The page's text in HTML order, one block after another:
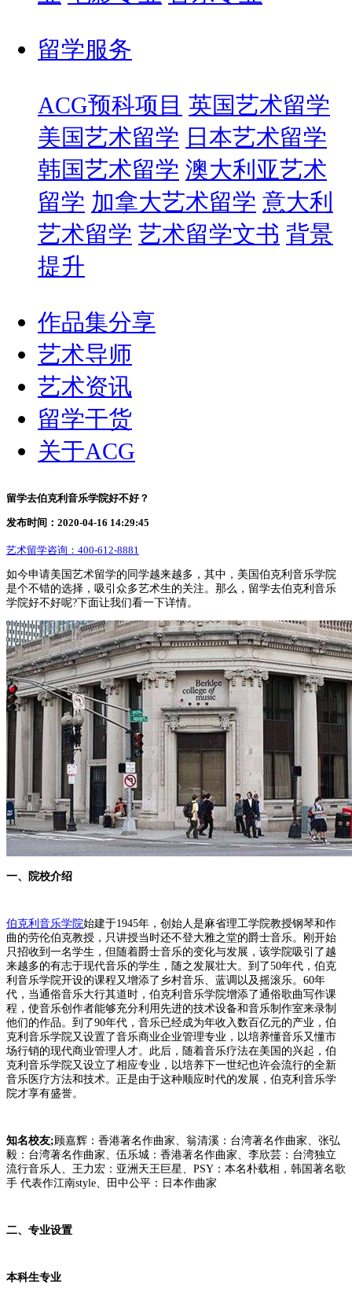
留学服务
ACG预科项目 英国艺术留学
美国艺术留学 日本艺术留学
韩国艺术留学 澳大利亚艺术
留学 加拿大艺术留学 意大利
艺术留学 艺术留学文书 背景
提升
作品集分享
艺术导师
艺术资讯
留学干货
关于ACG
留学去伯克利音乐学院好不好？
发布时间：2020-04-16 14:29:45
艺术留学咨询： 400-612-8881
如今申请美国艺术留学的同学越来越多，其中，美国伯克利音乐学院
是个不错的选择，吸引众多艺术生的关注。那么，留学去伯克利音乐
学院好不好呢?下面让我们看一下详情。
一、院校介绍
伯克利音乐学院始建于1945年，创始人是麻省理工学院教授钢琴和作
曲的劳伦伯克教授，只讲授当时还不登大雅之堂的爵士音乐。刚开始
只招收到一名学生，但随着爵士音乐的变化与发展，该学院吸引了越
来越多的有志于现代音乐的学生，随之发展壮大。到了50年代，伯克
利音乐学院开设的课程又增添了乡村音乐、蓝调以及摇滚乐。60年
代，当通俗音乐大行其道时，伯克利音乐学院增添了通俗歌曲写作课
程，使音乐创作者能够充分利用先进的技术设备和音乐制作室来录制
他们的作品。到了90年代，音乐已经成为年收入数百亿元的产业，伯
克利音乐学院又设置了音乐商业企业管理专业，以培养懂音乐又懂市
场行销的现代商业管理人才。此后，随着音乐疗法在美国的兴起，伯
克利音乐学院又设立了相应专业，以培养下一世纪也许会流行的全新
音乐医疗方法和技术。正是由于这种顺应时代的发展，伯克利音乐学
院才享有盛誉。
知名校友; 顾嘉辉：香港著名作曲家、翁清溪：台湾著名作曲家、张弘
毅：台湾著名作曲家、伍乐城：香港著名作曲家、李欣芸：台湾独立
流行音乐人、王力宏：亚洲天王巨星、PSY：本名朴载相，韩国著名歌
手 代表作江南style、田中公平：日本作曲家
二、专业设置
本科生专业